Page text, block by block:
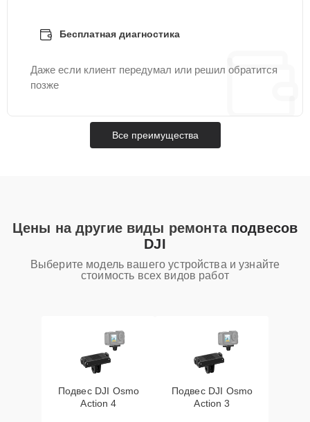
Бесплатная диагностика
Даже если клиент передумал или решил обратится
позже
Все преимущества
Цены на другие виды ремонта подвесов
DJI
Выберите модель вашего устройства и узнайте
стоимость всех видов работ
Подвес DJI Osmo
Action 4
Подвес DJI Osmo
Action 3